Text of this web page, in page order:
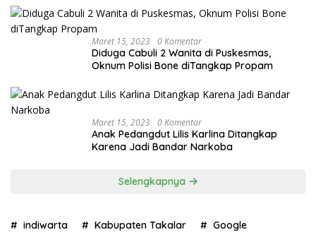
Maret 15, 2023 0 Komentar
Diduga Cabuli 2 Wanita di Puskesmas,
Oknum Polisi Bone diTangkap Propam
Maret 15, 2023 0 Komentar
Anak Pedangdut Lilis Karlina Ditangkap
Karena Jadi Bandar Narkoba
Selengkapnya
indiwarta Kabupaten Takalar Google